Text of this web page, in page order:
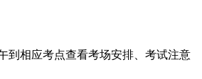
到相应考点查看考场安排、考试注意